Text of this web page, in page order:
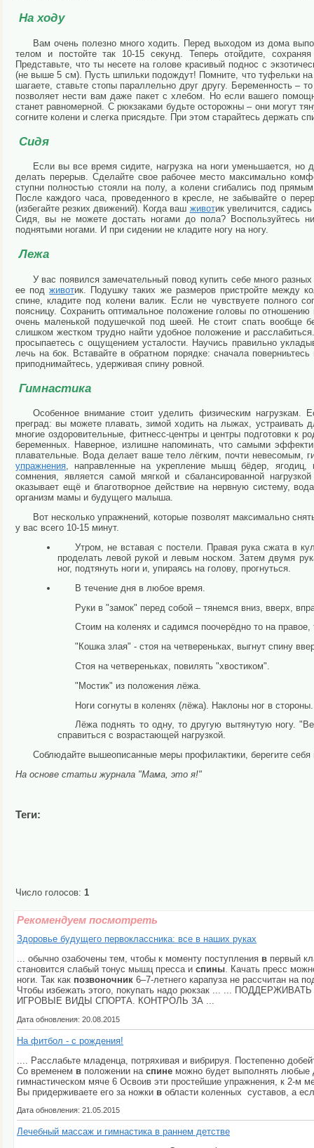
На ходу
Вам очень полезно много ходить. Перед выходом из дома
телом и постойте так 10-15 секунд. Теперь отойдите,
Представьте, что ты несете на голове красивый поднос с
(не выше 5 см). Пусть шпильки подождут! Помните, что туфельки
шагаете, ставьте стопы параллельно друг другу. Беременность –
позволяет нести вам даже пакет с хлебом. Но если вашего
станет равномерной. С рюкзаками будьте осторожны – они могут
согните колени и слегка присядьте. При этом старайтесь держать
Сидя
Если вы все время сидите, нагрузка на ноги уменьшается, но
делать перерыв. Сделайте свое рабочее место максимально
ступни полностью стояли на полу, а колени сгибались под
После каждого часа, проведенного в кресле, не забывайте о
(избегайте резких движений). Когда ваш животик увеличится,
Сидя, вы не можете достать ногами до пола? Воспользуйтесь
поднятыми ногами. И при сидении не кладите ногу на ногу.
Лежа
У вас появился замечательный повод купить себе много
ее подживотик. Подушку таких же размеров пристройте между
спине, кладите под колени валик. Если не чувствуете полного
поясницу. Сохранить оптимальное положение головы по
очень маленькой подушечкой под шеей. Не стоит спать вообще
слишком жестком трудно найти удобное положение и
просыпаетесь с ощущением усталости. Научись правильно
лечь на бок. Вставайте в обратном порядке: сначала
приподнимайтесь, удерживая спину ровной.
Гимнастика
Особенное внимание стоит уделить физическим нагрузкам.
преград: вы можете плавать, зимой ходить на лыжах, устраивать
многие оздоровительные, фитнесс-центры и центры подготовки к
беременных. Наверное, излишне напоминать, что самыми
плавательные. Вода делает ваше тело лёгким, почти невесомым,
упражнения, направленные на укрепление мышц бёдер, ягодиц,
сомнения, является самой мягкой и сбалансированной
оказывает ещё и благотворное действие на нервную систему,
организм мамы и будущего малыша.
Вот несколько упражнений, которые позволят максимально
у вас всего 10-15 минут.
Утром, не вставая с постели. Правая рука сжата в
проделать левой рукой и левым носком. Затем двумя
ног, подтянуть ноги и, упираясь на голову, прогнуться.
В течение дня в любое время.
Руки в "замок" перед собой – тянемся вниз, вверх,
Стоим на коленях и садимся поочерёдно то на правое,
"Кошка злая" - стоя на четвереньках, выгнут спину
Стоя на четвереньках, повилять "хвостиком".
"Мостик" из положения лёжа.
Ноги согнуты в коленях (лёжа). Наклоны ног в стороны.
Лёжа поднять то одну, то другую вытянутую ногу.
справиться с возрастающей нагрузкой.
Соблюдайте вышеописанные меры профилактики, берегите
На основе статьи журнала "Мама, это я!"
Теги:
Число голосов: 1
Рекомендуем посмотреть
Здоровье будущего первоклассника: все в наших руках
... обычно озабочены тем, чтобы к моменту поступления в первый
становится слабый тонус мышц пресса и спины . Качать пресс
ноги. Так как позвоночник 6–7-летнего карапуза не рассчитан на
Чтобы избежать этого, покупать надо рюкзак ... ...
ИГРОВЫЕ ВИДЫ СПОРТА. КОНТРОЛЬ ЗА ...
Дата обновления: 20.08.2015
На фитбол - с рождения!
.... Расслабьте младенца, потряхивая и вибрируя. Постепенно
Со временем в положении на спине можно будет выполнять любые
гимнастическом мяче 6 Освоив эти простейшие упражнения, к 2-м
Вы придерживаете его за ножки в области коленных суставов, а
Дата обновления: 21.05.2015
Лечебный массаж и гимнастика в раннем детстве